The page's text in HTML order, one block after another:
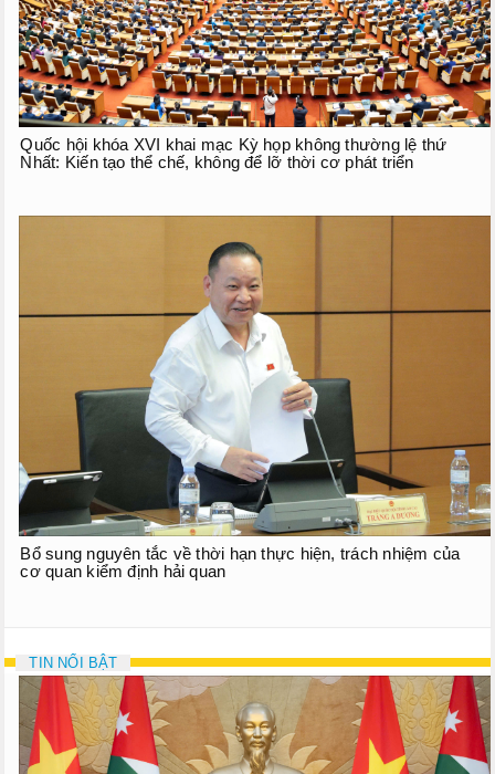
Quốc hội khóa XVI khai mạc Kỳ họp không thường lệ thứ
Nhất: Kiến tạo thể chế, không để lỡ thời cơ phát triển
Bổ sung nguyên tắc về thời hạn thực hiện, trách nhiệm của
cơ quan kiểm định hải quan
TIN NỔI BẬT